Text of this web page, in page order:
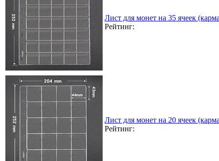
Лист для монет на 35 ячеек
Рейтинг:
Лист для монет на 20 ячеек
Рейтинг: